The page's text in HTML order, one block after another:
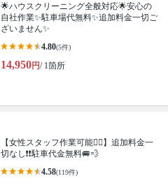
🌟ハウスクリーニング全般対応🌟安心の
自社作業✨️駐車場代無料✨️追加料金一切ご
ざいません✨
4.80(5件)
14,950円/ 1箇所
【女性スタッフ作業可能🙆‍♀️】追加料金一
切なし❗️❗️駐車代金無料🚐💨
4.58(119件)